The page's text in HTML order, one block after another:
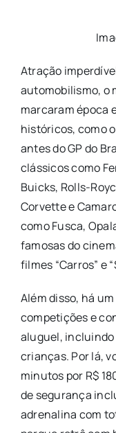
Atração
automobilismo, o
marcaram época
históricos, como
antes do GP do
clássicos como
Buicks, Rolls-
Corvette e
como Fusca,
famosas do
filmes “Carros” e
Além disso, há
competições e
aluguel, incluindo
crianças. Por lá,
minutos por R$
de segurança
adrenalina com